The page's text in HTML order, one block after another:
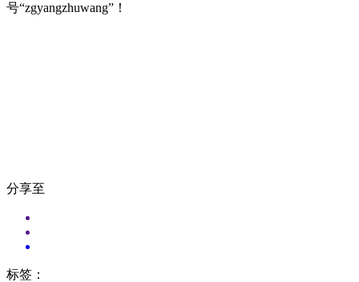
号“zgyangzhuwang”！
分享至
标签：